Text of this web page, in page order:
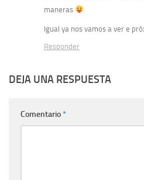
maneras
Igual ya nos vamos a ver e
Responder
DEJA UNA RESPUESTA
Comentario*